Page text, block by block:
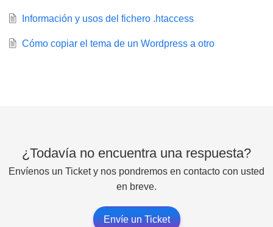
Información y usos del fichero .htaccess
Cómo copiar el tema de un Wordpress a otro
¿Todavía no encuentra una respuesta?
Envíenos un Ticket y nos pondremos en contacto con usted
en breve.
Envíe un Ticket